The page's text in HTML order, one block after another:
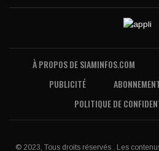
À PROPOS DE SIAMINFOS.COM
PUBLICITÉ
POLITIQUE DE
© 2023, Tous droits réservés . Les